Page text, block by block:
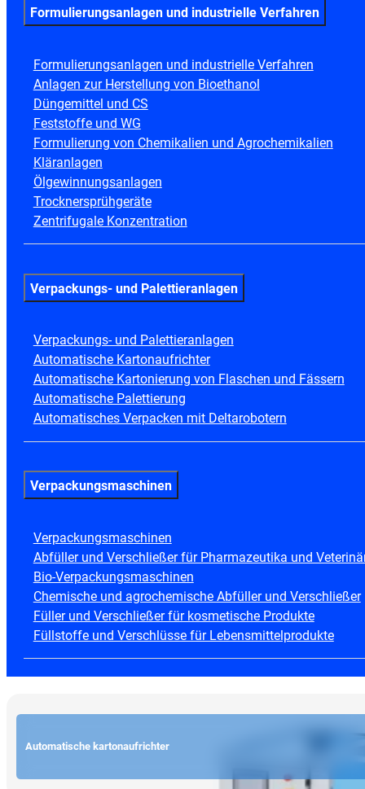
Automatische kartonaufrichter
Formulierungsanlagen und industrielle Verfahren
Formulierungsanlagen und industrielle Verfahren
Anlagen zur Herstellung von Bioethanol
Düngemittel und CS
Feststoffe und WG
Formulierung von Chemikalien und Agrochemikalien
Kläranlagen
Ölgewinnungsanlagen
Trocknersprühgeräte
Zentrifugale Konzentration
Verpackungs- und Palettieranlagen
Verpackungs- und Palettieranlagen
Automatische Kartonaufrichter
Automatische Kartonierung von Flaschen und Fässern
Automatische Palettierung
Automatisches Verpacken mit Deltarobotern
Verpackungsmaschinen
Verpackungsmaschinen
Abfüller und Verschließer für Pharmazeutika und
Bio-Verpackungsmaschinen
Chemische und agrochemische Abfüller und Verschließer
Füller und Verschließer für kosmetische Produkte
Füllstoffe und Verschlüsse für Lebensmittelprodukte